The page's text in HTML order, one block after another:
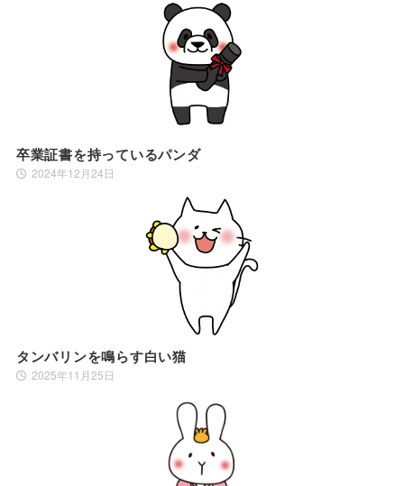
卒業証書を持っているパンダ
2024年12月24日
タンバリンを鳴らす白い猫
2025年11月25日